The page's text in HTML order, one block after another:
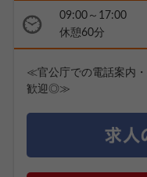
09:00～17:00
休憩60分
≪官公庁での電話案内
歓迎◎≫